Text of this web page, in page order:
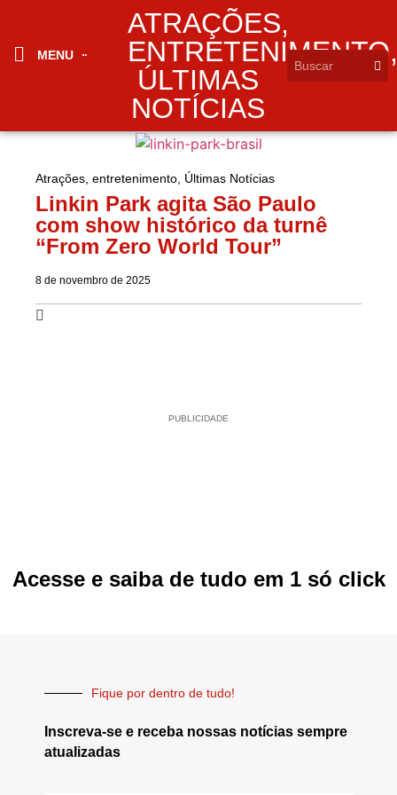
MENU
ATRAÇÕES,
ENTRETENIMENTO
ÚLTIMAS
NOTÍCIAS
Atrações entretenimento Últimas Notícias
Linkin Park agita São Paulo
com show histórico da turnê
“From Zero World Tour”
8 de novembro de 2025
PUBLICIDADE
Acesse e saiba de tudo em 1 só click
Fique por dentro de tudo!
Inscreva-se e receba nossas notícias sempre
atualizadas